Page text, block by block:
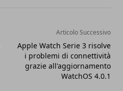
Articolo Successivo
Apple Watch Serie 3 risolve
i problemi di connettività
grazie all'aggiornamento
WatchOS 4.0.1